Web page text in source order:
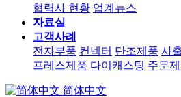
협력사 현황 업계뉴스
자료실
고객사례
전자부품 컨넥터 단조제품 사
프레스제품 다이캐스팅 주문
简体中文